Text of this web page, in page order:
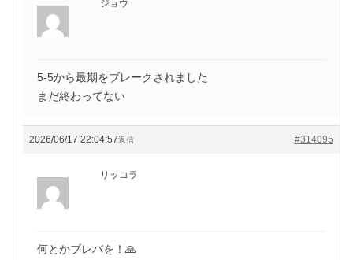
ジョウ
5-5から最期をブレークされました
まだ終わってない
2026/06/17 22:04:57 #314095
返信
リッコラ
何とかブレバを！🙏